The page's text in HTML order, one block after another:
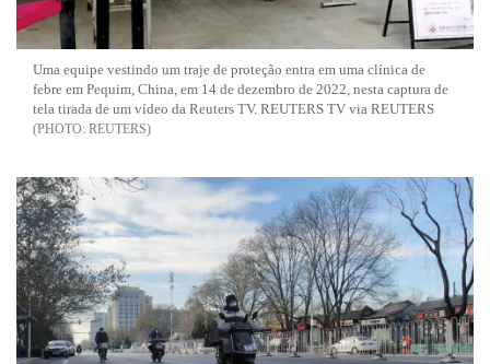
Uma equipe vestindo um traje de proteção entra em uma clínica de
febre em Pequim, China, em 14 de dezembro de 2022, nesta captura de
tela tirada de um vídeo da Reuters TV. REUTERS TV via REUTERS
REUTERS